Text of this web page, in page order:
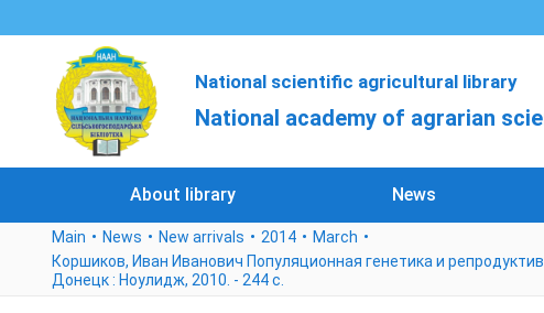
National scientific agricultural library
National academy of agrarian
About library News
Main News New arrivals 2014
March
Коршиков, Иван Иванович Популяционная генетика и
Донецк : Ноулидж, 2010. - 244 с.